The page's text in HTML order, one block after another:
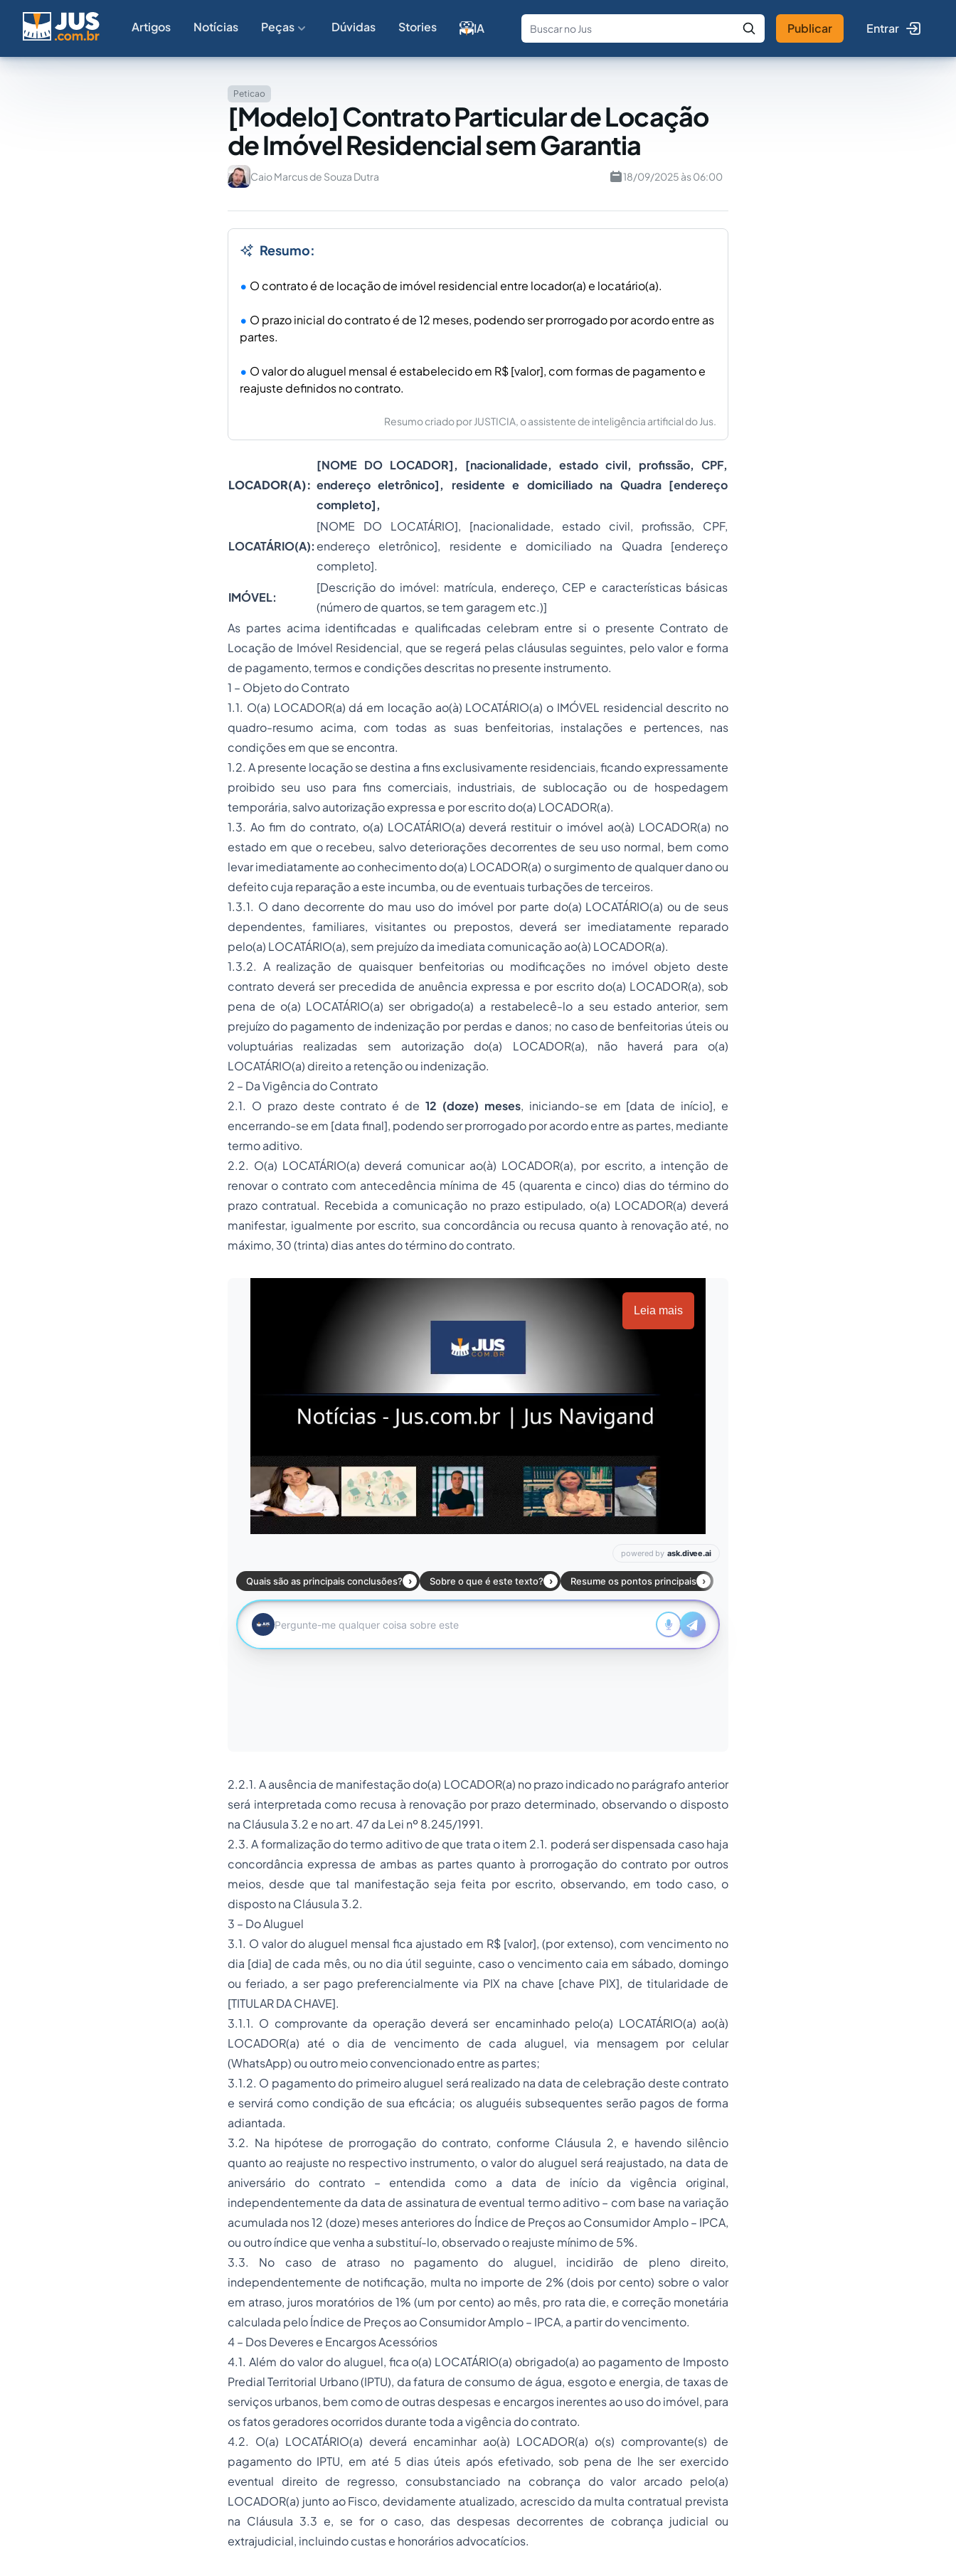
Artigos Notícias Peças Dúvidas Stories IA
Fale com a IA Buscar no Jus
Publicar Entrar
Peticao
[Modelo] Contrato Particular de Locação
de Imóvel Residencial sem Garantia
Caio Marcus de Souza Dutra 18/09/2025 às 06:00
Resumo:
O contrato é de locação de imóvel residencial entre locador(a) e locatário(a).
O prazo inicial do contrato é de 12 meses, podendo ser prorrogado por acordo entre as
partes.
O valor do aluguel mensal é estabelecido em R$ [valor], com formas de pagamento e
reajuste definidos no contrato.
Resumo criado por JUSTICIA, o assistente de inteligência artificial do Jus.
LOCADOR(A):
[NOME DO LOCADOR], [nacionalidade, estado civil, profissão, CPF,
endereço eletrônico], residente e domiciliado na Quadra [endereço
completo],
LOCATÁRIO(A):
[NOME DO LOCATÁRIO], [nacionalidade, estado civil, profissão, CPF,
endereço eletrônico], residente e domiciliado na Quadra [endereço
completo].
IMÓVEL:
[Descrição do imóvel: matrícula, endereço, CEP e características básicas
(número de quartos, se tem garagem etc.)]
As partes acima identificadas e qualificadas celebram entre si o presente Contrato de
Locação de Imóvel Residencial, que se regerá pelas cláusulas seguintes, pelo valor e forma
de pagamento, termos e condições descritas no presente instrumento.
1 – Objeto do Contrato
1.1. O(a) LOCADOR(a) dá em locação ao(à) LOCATÁRIO(a) o IMÓVEL residencial descrito no
quadro-resumo acima, com todas as suas benfeitorias, instalações e pertences, nas
condições em que se encontra.
1.2. A presente locação se destina a fins exclusivamente residenciais, ficando expressamente
proibido seu uso para fins comerciais, industriais, de sublocação ou de hospedagem
temporária, salvo autorização expressa e por escrito do(a) LOCADOR(a).
1.3. Ao fim do contrato, o(a) LOCATÁRIO(a) deverá restituir o imóvel ao(à) LOCADOR(a) no
estado em que o recebeu, salvo deteriorações decorrentes de seu uso normal, bem como
levar imediatamente ao conhecimento do(a) LOCADOR(a) o surgimento de qualquer dano ou
defeito cuja reparação a este incumba, ou de eventuais turbações de terceiros.
1.3.1. O dano decorrente do mau uso do imóvel por parte do(a) LOCATÁRIO(a) ou de seus
dependentes, familiares, visitantes ou prepostos, deverá ser imediatamente reparado
pelo(a) LOCATÁRIO(a), sem prejuízo da imediata comunicação ao(à) LOCADOR(a).
1.3.2. A realização de quaisquer benfeitorias ou modificações no imóvel objeto deste
contrato deverá ser precedida de anuência expressa e por escrito do(a) LOCADOR(a), sob
pena de o(a) LOCATÁRIO(a) ser obrigado(a) a restabelecê-lo a seu estado anterior, sem
prejuízo do pagamento de indenização por perdas e danos; no caso de benfeitorias úteis ou
voluptuárias realizadas sem autorização do(a) LOCADOR(a), não haverá para o(a)
LOCATÁRIO(a) direito a retenção ou indenização.
2 – Da Vigência do Contrato
2.1. O prazo deste contrato é de12 (doze) meses, iniciando-se em [data de início], e
encerrando-se em [data final], podendo ser prorrogado por acordo entre as partes, mediante
termo aditivo.
2.2. O(a) LOCATÁRIO(a) deverá comunicar ao(à) LOCADOR(a), por escrito, a intenção de
renovar o contrato com antecedência mínima de 45 (quarenta e cinco) dias do término do
prazo contratual. Recebida a comunicação no prazo estipulado, o(a) LOCADOR(a) deverá
manifestar, igualmente por escrito, sua concordância ou recusa quanto à renovação até, no
máximo, 30 (trinta) dias antes do término do contrato.
Leia mais
2.2.1. A ausência de manifestação do(a) LOCADOR(a) no prazo indicado no parágrafo anterior
será interpretada como recusa à renovação por prazo determinado, observando o disposto
na Cláusula 3.2 e no art. 47 da Lei nº 8.245/1991.
2.3. A formalização do termo aditivo de que trata o item 2.1. poderá ser dispensada caso haja
concordância expressa de ambas as partes quanto à prorrogação do contrato por outros
meios, desde que tal manifestação seja feita por escrito, observando, em todo caso, o
disposto na Cláusula 3.2.
3 – Do Aluguel
3.1. O valor do aluguel mensal fica ajustado em R$ [valor], (por extenso), com vencimento no
dia [dia] de cada mês, ou no dia útil seguinte, caso o vencimento caia em sábado, domingo
ou feriado, a ser pago preferencialmente via PIX na chave [chave PIX], de titularidade de
[TITULAR DA CHAVE].
3.1.1. O comprovante da operação deverá ser encaminhado pelo(a) LOCATÁRIO(a) ao(à)
LOCADOR(a) até o dia de vencimento de cada aluguel, via mensagem por celular
(WhatsApp) ou outro meio convencionado entre as partes;
3.1.2. O pagamento do primeiro aluguel será realizado na data de celebração deste contrato
e servirá como condição de sua eficácia; os aluguéis subsequentes serão pagos de forma
adiantada.
3.2. Na hipótese de prorrogação do contrato, conforme Cláusula 2, e havendo silêncio
quanto ao reajuste no respectivo instrumento, o valor do aluguel será reajustado, na data de
aniversário do contrato – entendida como a data de início da vigência original,
independentemente da data de assinatura de eventual termo aditivo – com base na variação
acumulada nos 12 (doze) meses anteriores do Índice de Preços ao Consumidor Amplo – IPCA,
ou outro índice que venha a substituí-lo, observado o reajuste mínimo de 5%.
3.3. No caso de atraso no pagamento do aluguel, incidirão de pleno direito,
independentemente de notificação, multa no importe de 2% (dois por cento) sobre o valor
em atraso, juros moratórios de 1% (um por cento) ao mês, pro rata die, e correção monetária
calculada pelo Índice de Preços ao Consumidor Amplo – IPCA, a partir do vencimento.
4 – Dos Deveres e Encargos Acessórios
4.1. Além do valor do aluguel, fica o(a) LOCATÁRIO(a) obrigado(a) ao pagamento de Imposto
Predial Territorial Urbano (IPTU), da fatura de consumo de água, esgoto e energia, de taxas de
serviços urbanos, bem como de outras despesas e encargos inerentes ao uso do imóvel, para
os fatos geradores ocorridos durante toda a vigência do contrato.
4.2. O(a) LOCATÁRIO(a) deverá encaminhar ao(à) LOCADOR(a) o(s) comprovante(s) de
pagamento do IPTU, em até 5 dias úteis após efetivado, sob pena de lhe ser exercido
eventual direito de regresso, consubstanciado na cobrança do valor arcado pelo(a)
LOCADOR(a) junto ao Fisco, devidamente atualizado, acrescido da multa contratual prevista
na Cláusula 3.3 e, se for o caso, das despesas decorrentes de cobrança judicial ou
extrajudicial, incluindo custas e honorários advocatícios.